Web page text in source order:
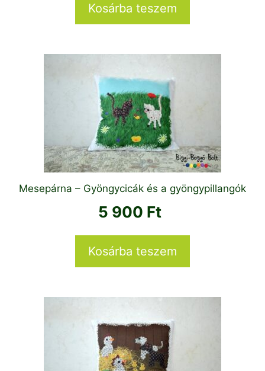
Kosárba teszem
Mesepárna – Gyöngycicák és a gyöngypillangók
5 900 Ft
Kosárba teszem